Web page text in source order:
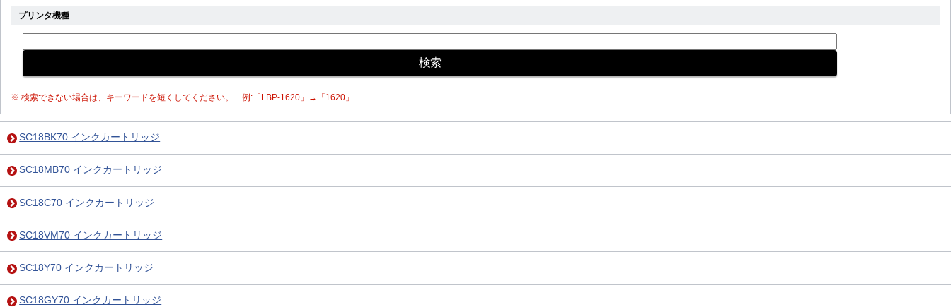
プリンタ機種
※ 検索できない場合は、キーワードを短くしてください。 例:「LBP-1620」→「1620」
SC18BK70 インクカートリッジ
SC18MB70 インクカートリッジ
SC18C70 インクカートリッジ
SC18VM70 インクカートリッジ
SC18Y70 インクカートリッジ
SC18GY70 インクカートリッジ